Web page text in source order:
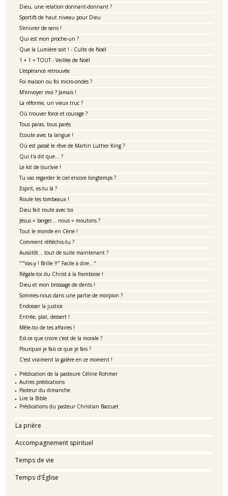
Dieu, une relation donnant-donnant ?
Sportifs de haut niveau pour Dieu
S'enivrer de sens !
Qui est mon proche-un ?
Que la Lumière soit ! - Culte de Noël
1 + 1 = TOUT - Veillée de Noël
L'espérance retrouvée
Foi maison ou foi micro-ondes ?
M’envoyer moi ? Jamais !
La réforme, un vieux truc ?
Où trouver force et courage ?
Tous paras, tous parés
Ecoute avec ta langue !
Où est passé le rêve de Martin Luther King ?
Qui t'a dit que... ?
Le kit de (sur)vie !
Tu vas regarder le ciel encore longtemps ?
Esprit, es-tu là ?
Roule tes tombeaux !
Dieu fait route avec toi
Jésus = berger... nous = moutons ?
Tout le monde en Cène !
Comment réfléchis-tu ?
Aussitôt... tout de suite maintenant ?
""Vas-y ! Brille !!" Facile à dire..."
Régale-toi du Christ à la framboise !
Dieu et mon brossage de dents !
Sommes-nous dans une partie de morpion ?
Endosser la justice
Entrée, plat, dessert !
Mêle-toi de tes affaires !
Est-ce que croire c'est de la morale ?
Pourquoi je fais ce que je fais ?
C'est vraiment la galère en ce moment !
Prédication de la pasteure Céline Rohmer
Autres prédications
Pasteur du dimanche
Lire la Bible
Prédications du pasteur Christian Baccuet
La prière
Accompagnement spirituel
Temps de vie
Temps d'Église